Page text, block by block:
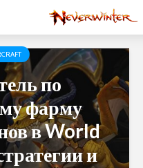
по
фарму
в World
и